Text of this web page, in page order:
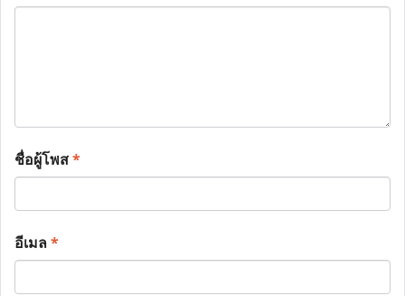
ชื่อผู้โพส*
อีเมล*